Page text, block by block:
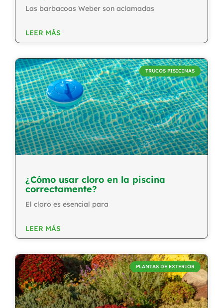
Las barbacoas Weber son aclamadas
LEER MÁS
TRUCOS PISICINAS
¿Cómo usar cloro en la piscina
correctamente?
El cloro es esencial para
LEER MÁS
PLANTAS DE EXTERIOR